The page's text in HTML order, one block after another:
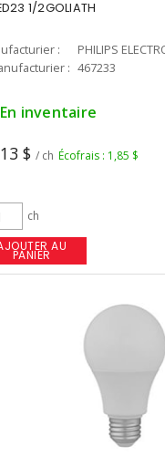
1/2GOLIATH
:
PHILIPS
: 467233
En inventaire
$ / ch Écofrais : 1,85 $
ch
AU
PANIER